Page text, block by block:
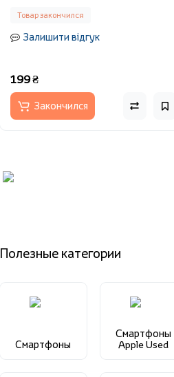
Товар закончился
Залишити відгук
199 ₴
Закончился
Полезные категории
Смартфоны
Смартфоны
Apple Used